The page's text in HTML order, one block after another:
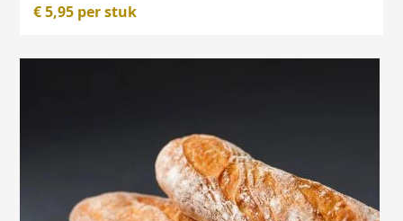
€5,95 per stuk